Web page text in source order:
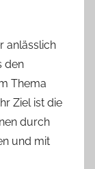
anlässlich
den
Thema
Ziel ist die
durch
und mit